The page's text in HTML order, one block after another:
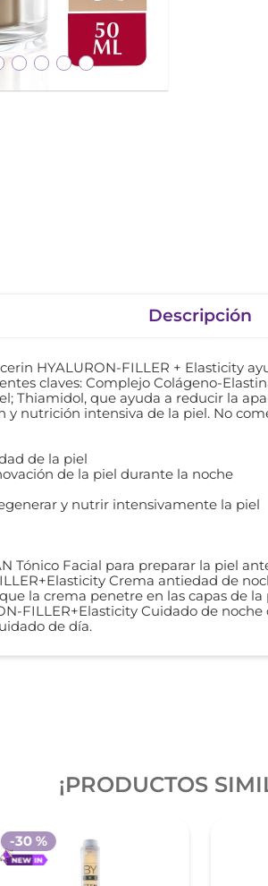
Descripción
HYALURON-FILLER + Elasticity
claves: Complejo Colágeno-
Thiamidol, que ayuda a reducir la
y nutrición intensiva de la piel. No
de la piel
de la piel durante la noche
y nutrir intensivamente la piel
Tónico Facial para preparar la piel
Crema antiedad de
la crema penetre en las capas de la
FILLER+Elasticity Cuidado de
de día.
¡PRODUCTOS
-30 %